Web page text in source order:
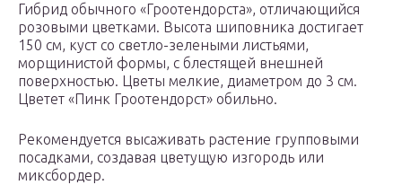
Гибрид обычного «Гроотендорста», отличающийся
розовыми цветками. Высота шиповника достигает
150 см, куст со светло-зелеными листьями,
морщинистой формы, с блестящей внешней
поверхностью. Цветы мелкие, диаметром до 3 см.
Цветет «Пинк Гроотендорст» обильно.
Рекомендуется высаживать растение групповыми
посадками, создавая цветущую изгородь или
миксбордер.